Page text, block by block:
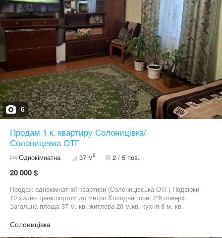
6
Продам 1 к. квартиру Солоницівка/
Солоницевка ОТГ
Однокімнатна 37 м2 2 / 5 пов.
20 000 $
Продаж однокімнатної квартири (Солоницівська ОТГ) Подвірки
10 хилин транспортом до метро Холодна гора. 2/5 поверх.
Загальна площа 37 м. кв, житлова 20 м.кв, кухня 8 м. кв,
дитячий садок, транспорт.
Солоницівка